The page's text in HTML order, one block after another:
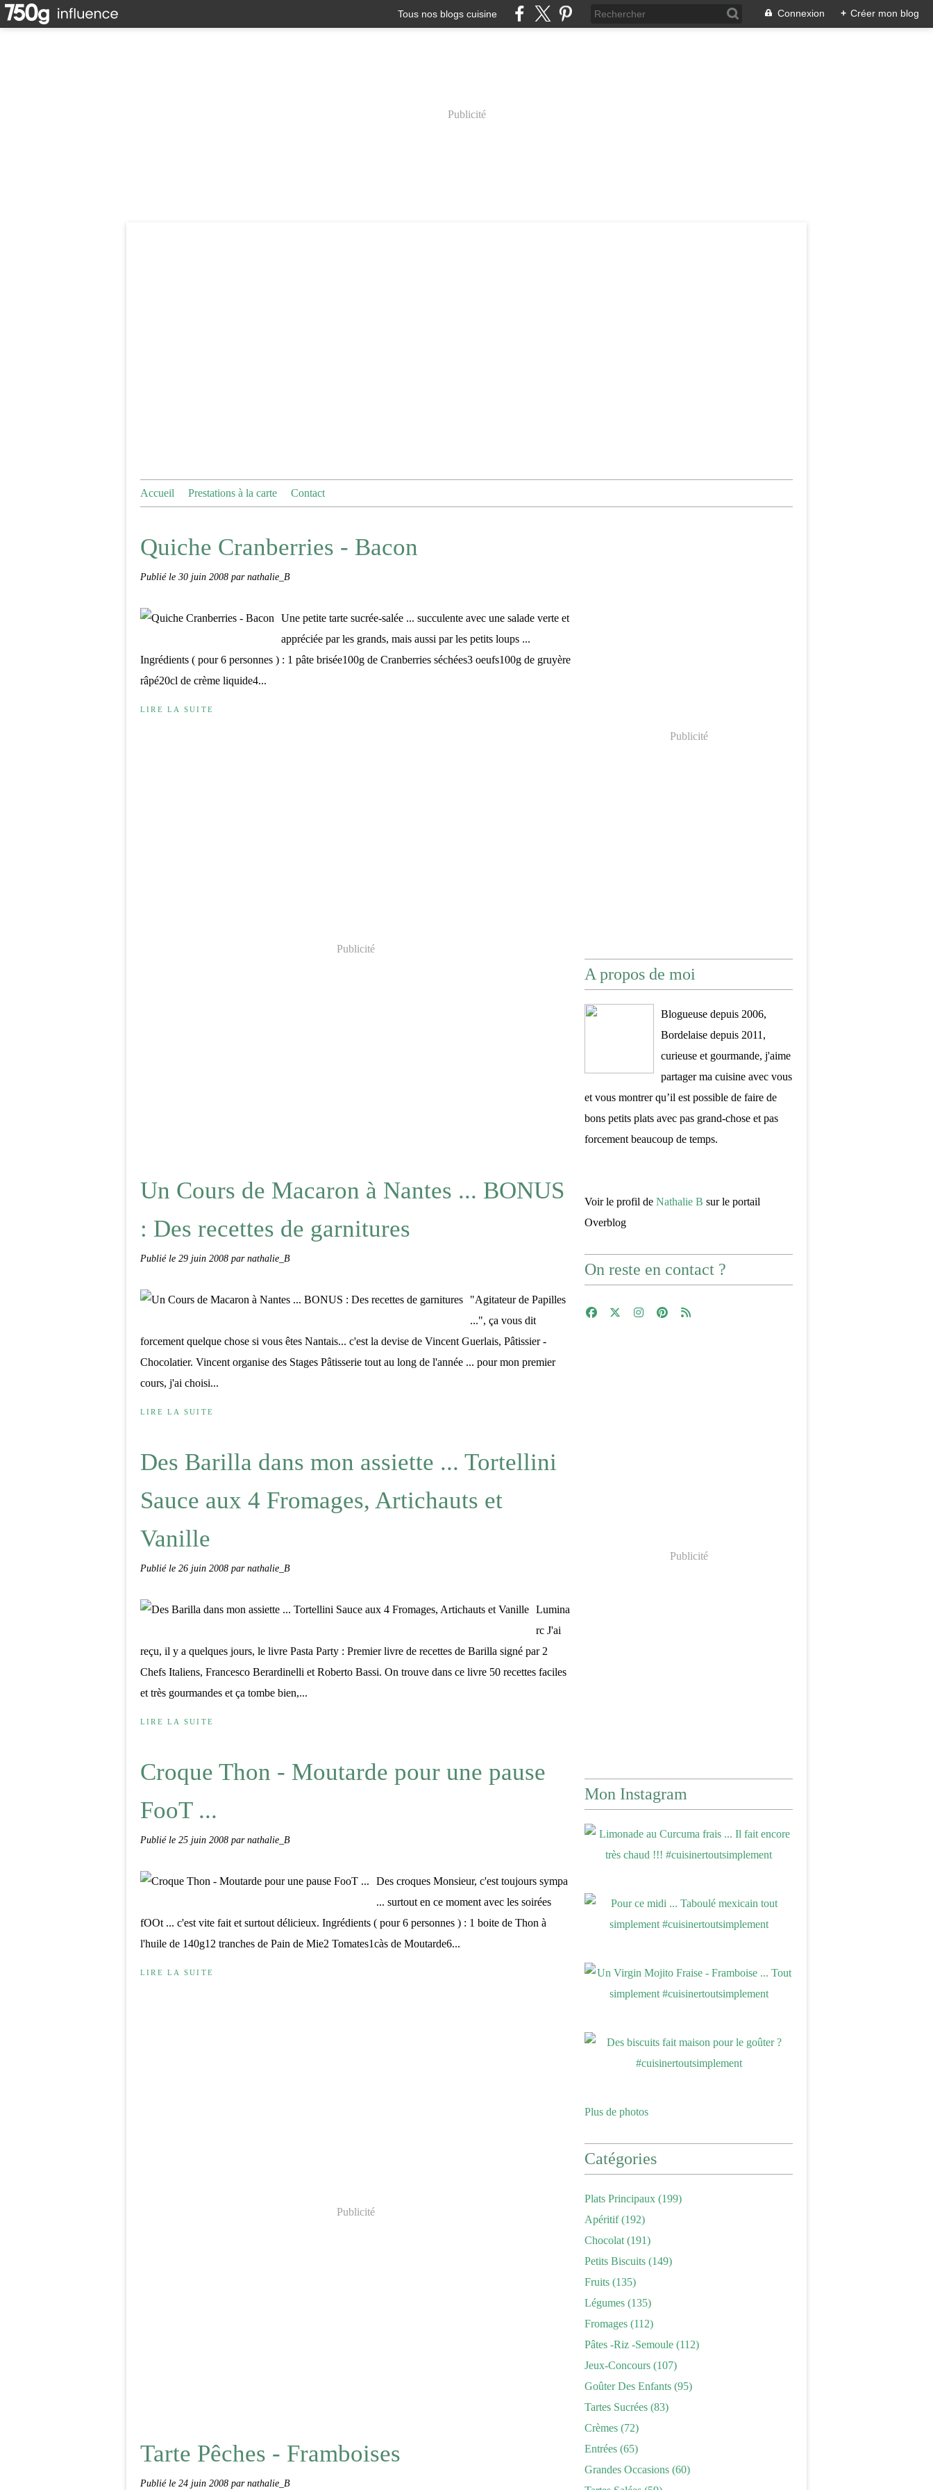
Tous nos blogs cuisine Connexion + Créer mon blog
Publicité
Accueil Prestations à la carte Contact
Quiche Cranberries - Bacon
Publié le 30 juin 2008 par nathalie_B
Une petite tarte sucrée-salée ... succulente avec une salade verte et
appréciée par les grands, mais aussi par les petits loups ...
Ingrédients ( pour 6 personnes ) : 1 pâte brisée100g de Cranberries séchées3 oeufs100g de gruyère
râpé20cl de crème liquide4...
LIRE LA SUITE
Publicité
Un Cours de Macaron à Nantes ... BONUS
: Des recettes de garnitures
Publié le 29 juin 2008 par nathalie_B
"Agitateur de Papilles
...", ça vous dit
forcement quelque chose si vous êtes Nantais... c'est la devise de Vincent Guerlais, Pâtissier -
Chocolatier. Vincent organise des Stages Pâtisserie tout au long de l'année ... pour mon premier
cours, j'ai choisi...
LIRE LA SUITE
Des Barilla dans mon assiette ... Tortellini
Sauce aux 4 Fromages, Artichauts et
Vanille
Publié le 26 juin 2008 par nathalie_B
Lumina
rc J'ai
reçu, il y a quelques jours, le livre Pasta Party : Premier livre de recettes de Barilla signé par 2
Chefs Italiens, Francesco Berardinelli et Roberto Bassi. On trouve dans ce livre 50 recettes faciles
et très gourmandes et ça tombe bien,...
LIRE LA SUITE
Croque Thon - Moutarde pour une pause
FooT ...
Publié le 25 juin 2008 par nathalie_B
Des croques Monsieur, c'est toujours sympa
... surtout en ce moment avec les soirées
fOOt ... c'est vite fait et surtout délicieux. Ingrédients ( pour 6 personnes ) : 1 boite de Thon à
l'huile de 140g12 tranches de Pain de Mie2 Tomates1càs de Moutarde6...
LIRE LA SUITE
Publicité
Tarte Pêches - Framboises
Publié le 24 juin 2008 par nathalie_B
Publicité
A propos de moi
Blogueuse depuis 2006,
Bordelaise depuis 2011,
curieuse et gourmande, j'aime
partager ma cuisine avec vous
et vous montrer qu’il est possible de faire de
bons petits plats avec pas grand-chose et pas
forcement beaucoup de temps.
Voir le profil de Nathalie B sur le portail
Overblog
On reste en contact ?
Publicité
Mon Instagram
Plus de photos
Catégories
Plats Principaux (199)
Apéritif(192)
Chocolat (191)
Petits Biscuits (149)
Fruits (135)
Légumes (135)
Fromages (112)
Pâtes -riz -semoule (112)
Jeux-Concours (107)
Goûter Des Enfants (95)
Tartes Sucrées (83)
Crèmes (72)
Entrées (65)
Grandes Occasions (60)